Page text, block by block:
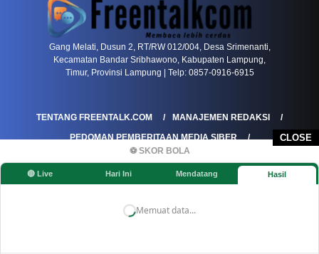
CLOSE
⚽ SKOR BOLA
🔴 Live Hari Ini Mendatang Hasil
Memuat data...
Gang Melati, Dusun 2, RT/RW 012/004, Desa Srimenanti,
Kecamatan Bandar Sribhawono, Kabupaten Lampung,
Timur, Provinsi Lampung | Telp: 0857-0916-6915
TENTANG FREENTALK.COM
MANAJEMEN REDAKSI
PEDOMAN PEMBERITAAN MEDIA SIBER
PEDOMAN PEMBERITAAN RAMAH ANAK
KOREKSI & KLARIFIKASI
KEBIJAKAN IKLAN / ADVERTORIAL